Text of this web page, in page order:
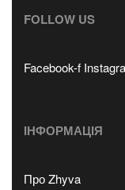
FOLLOW US
Facebook-f
ІНФОРМАЦІЯ
Про Zhyva